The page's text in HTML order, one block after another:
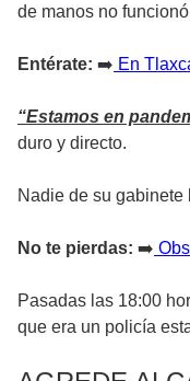
de manos no
Entérate: ➡️ En
“Estamos en
duro y directo.
Nadie de su gabinete
No te pierdas: ➡️
Pasadas las 18:00
que era un policía